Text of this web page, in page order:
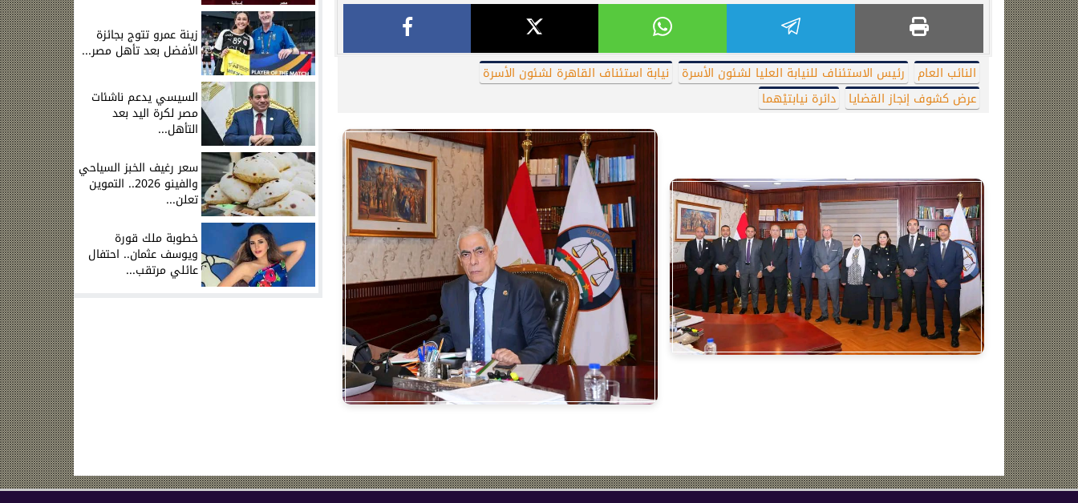
النائب العام رئيس الاستئناف للنيابة العليا لشئون الأسرة
نيابة استئناف القاهرة لشئون الأسرة
عرض كشوف إنجاز القضايا
دائرة نيابتيْهما
زينة عمرو تتوج بجائزة
الأفضل بعد تأهل مصر...
السيسي يدعم ناشئات
مصر لكرة اليد بعد
التأهل...
سعر رغيف الخبز السياحي
والفينو 2026.. التموين
تعلن...
خطوبة ملك قورة
ويوسف عثمان.. احتفال
عائلي مرتقب...